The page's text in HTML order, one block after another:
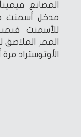
المصانع
مدخل أسمنت
للأسمنت
الممر
الأوتوستراد